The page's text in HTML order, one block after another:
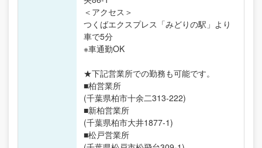
＜アクセス＞
つくばエクスプレス「みどりの駅」より
車で5分
※車通勤OK
★下記営業所での勤務も可能です。
■柏営業所
(千葉県柏市十余二313-222)
■新柏営業所
(千葉県柏市大井1877-1)
■松戸営業所